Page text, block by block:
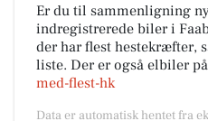
Er du til sammenligning
indregistrerede biler i
der har flest hestekræfter,
liste. Der er også elbiler
med-flest-hk
Data er automatisk hentet fra